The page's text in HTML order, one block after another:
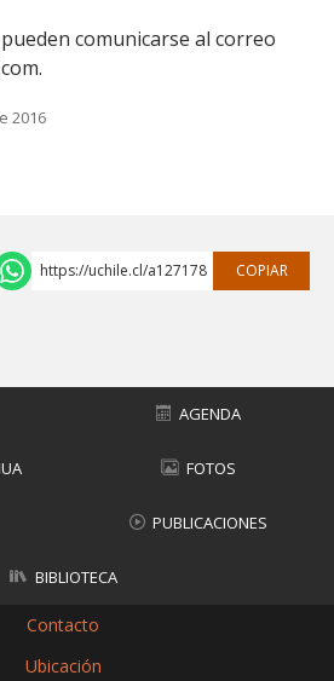
comunicarse al correo
2016
https://uchile.cl/a127178 COPIAR
AGENDA
FOTOS
PUBLICACIONES
BIBLIOTECA
Contacto
Ubicación